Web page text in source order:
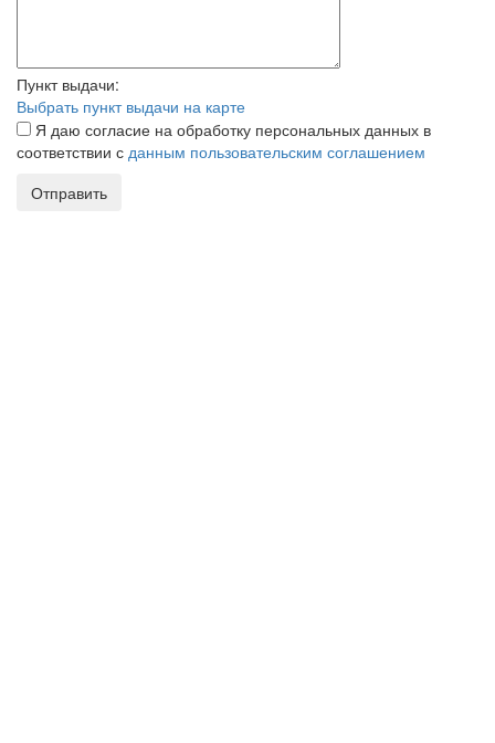
Пункт выдачи:
Выбрать пункт выдачи на карте
Я даю согласие на обработку персональных данных в
соответствии с данным пользовательским соглашением
Отправить